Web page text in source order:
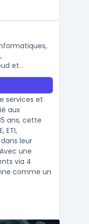
et
services et
aux
ans, cette
ETI,
leur
une
via 4
comme un